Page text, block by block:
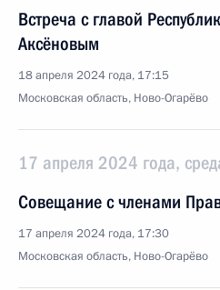
Встреча с главой
Аксёновым
18 апреля 2024 года, 17:15
Московская область, Ново-Огарёво
17 апреля 2024 года,
Совещание с членами
17 апреля 2024 года, 17:30
Московская область, Ново-Огарёво